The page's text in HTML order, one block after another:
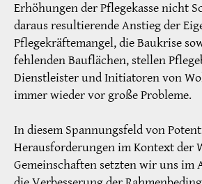
Erhöhungen der Pflegekasse nicht
daraus resultierende Anstieg der
Pflegekräftemangel, die Baukrise
fehlenden Bauflächen, stellen
Dienstleister und Initiatoren von
immer wieder vor große Probleme.
In diesem Spannungsfeld von
Herausforderungen im Kontext der
Gemeinschaften setzten wir uns im